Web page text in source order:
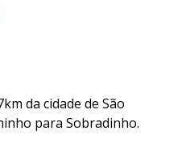
da cidade de São
para Sobradinho.